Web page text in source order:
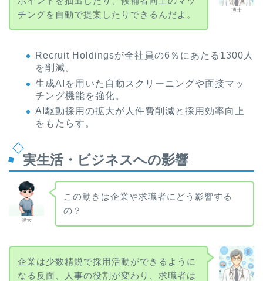
博士
チングを自動で提案したりできるんだよ。
Recruit Holdingsが全社員の6％にあたる1300人
を削減。
生成AIを用いた自動スクリーニングや面接マッ
チング機能を強化。
AI駆動採用の拡大が人件費削減と採用効率向上
をもたらす。
実生活・ビジネスへの影響
健太
この動きは企業や求職者にどう影響する
の？
企業は少数精鋭で採用活動ができるように
なる反面、人事の役割が変わり、求職者は